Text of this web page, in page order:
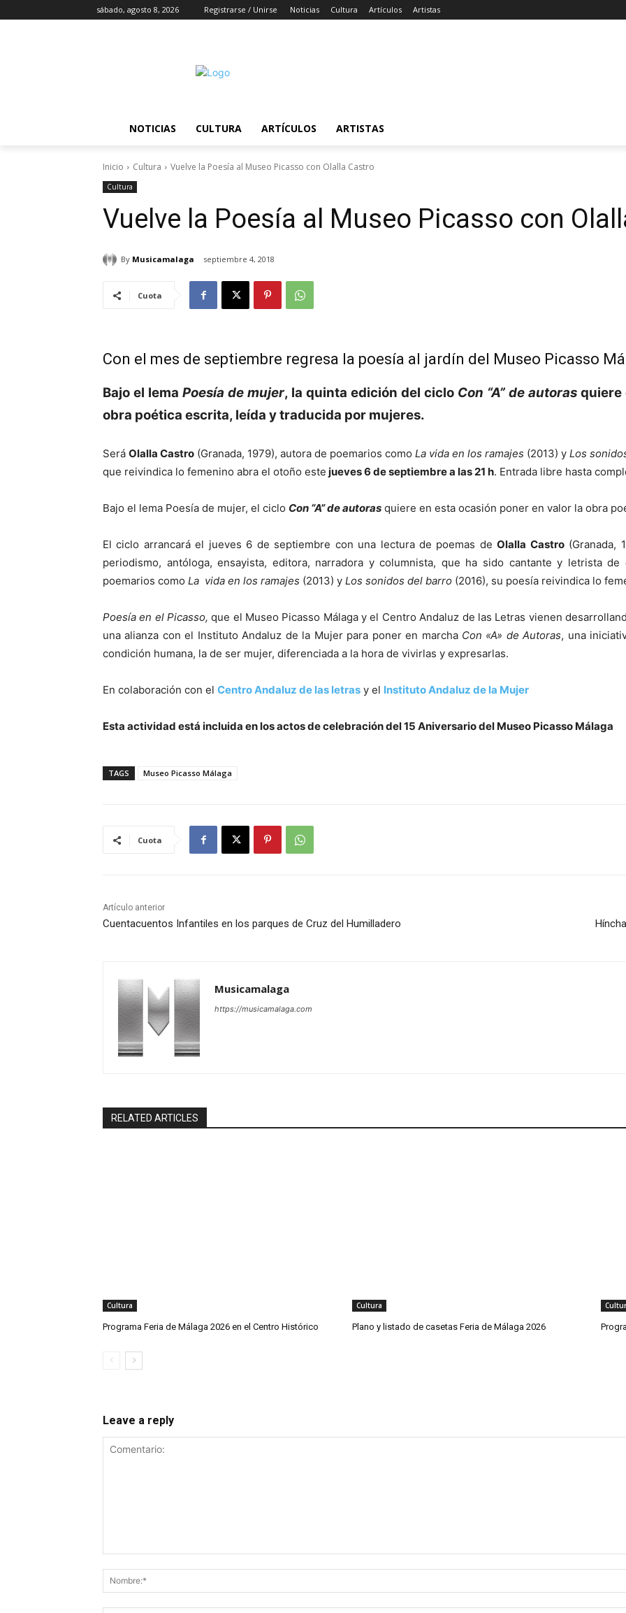
sábado, agosto 8, 2026 Registrarse / Unirse Noticias Cultura Artículos Artistas
NOTICIAS CULTURA ARTÍCULOS ARTISTAS
Inicio Cultura Vuelve la Poesía al Museo Picasso con Olalla Castro
Cultura
Vuelve la Poesía al Museo Picasso con
By Musicamalaga septiembre 4, 2018
Cuota
Con el mes de septiembre regresa la poesía al jardín del Museo Picasso
Bajo el lema Poesía de mujer, la quinta edición del ciclo Con “A” de autoras quiere
obra poética escrita, leída y traducida por mujeres.
Será Olalla Castro (Granada, 1979), autora de poemarios como La vida en los ramajes (2013) y Los
que reivindica lo femenino abra el otoño este jueves 6 de septiembre a las 21 h. Entrada libre hasta
Bajo el lema Poesía de mujer, el ciclo Con “A” de autoras quiere en esta ocasión poner en valor la obra
El ciclo arrancará el jueves 6 de septiembre con una lectura de poemas deOlalla Castro(Granada,
periodismo, antóloga, ensayista, editora, narradora y columnista, que ha sido cantante y letrista
poemarios como La vida en los ramajes (2013) y Los sonidos del barro (2016), su poesía reivindica lo
Poesía en el Picasso, que el Museo Picasso Málaga y el Centro Andaluz de las Letras vienen
una alianza con el Instituto Andaluz de la Mujer para poner en marcha Con «A» de Autoras, una
condición humana, la de ser mujer, diferenciada a la hora de vivirlas y expresarlas.
En colaboración con el Centro Andaluz de las letras y el Instituto Andaluz de la Mujer
Esta actividad está incluida en los actos de celebración del 15 Aniversario del Museo Picasso Málaga
TAGS Museo Picasso Málaga
Cuota
Artículo anterior
Cuentacuentos Infantiles en los parques de Cruz del Humilladero
Musicamalaga
https://musicamalaga.com
RELATED ARTICLES
Cultura
Programa Feria de Málaga 2026 en el Centro Histórico
Cultura
Plano y listado de casetas Feria de Málaga 2026
Leave a reply